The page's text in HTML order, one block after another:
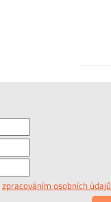
zpracováním osobních údajů